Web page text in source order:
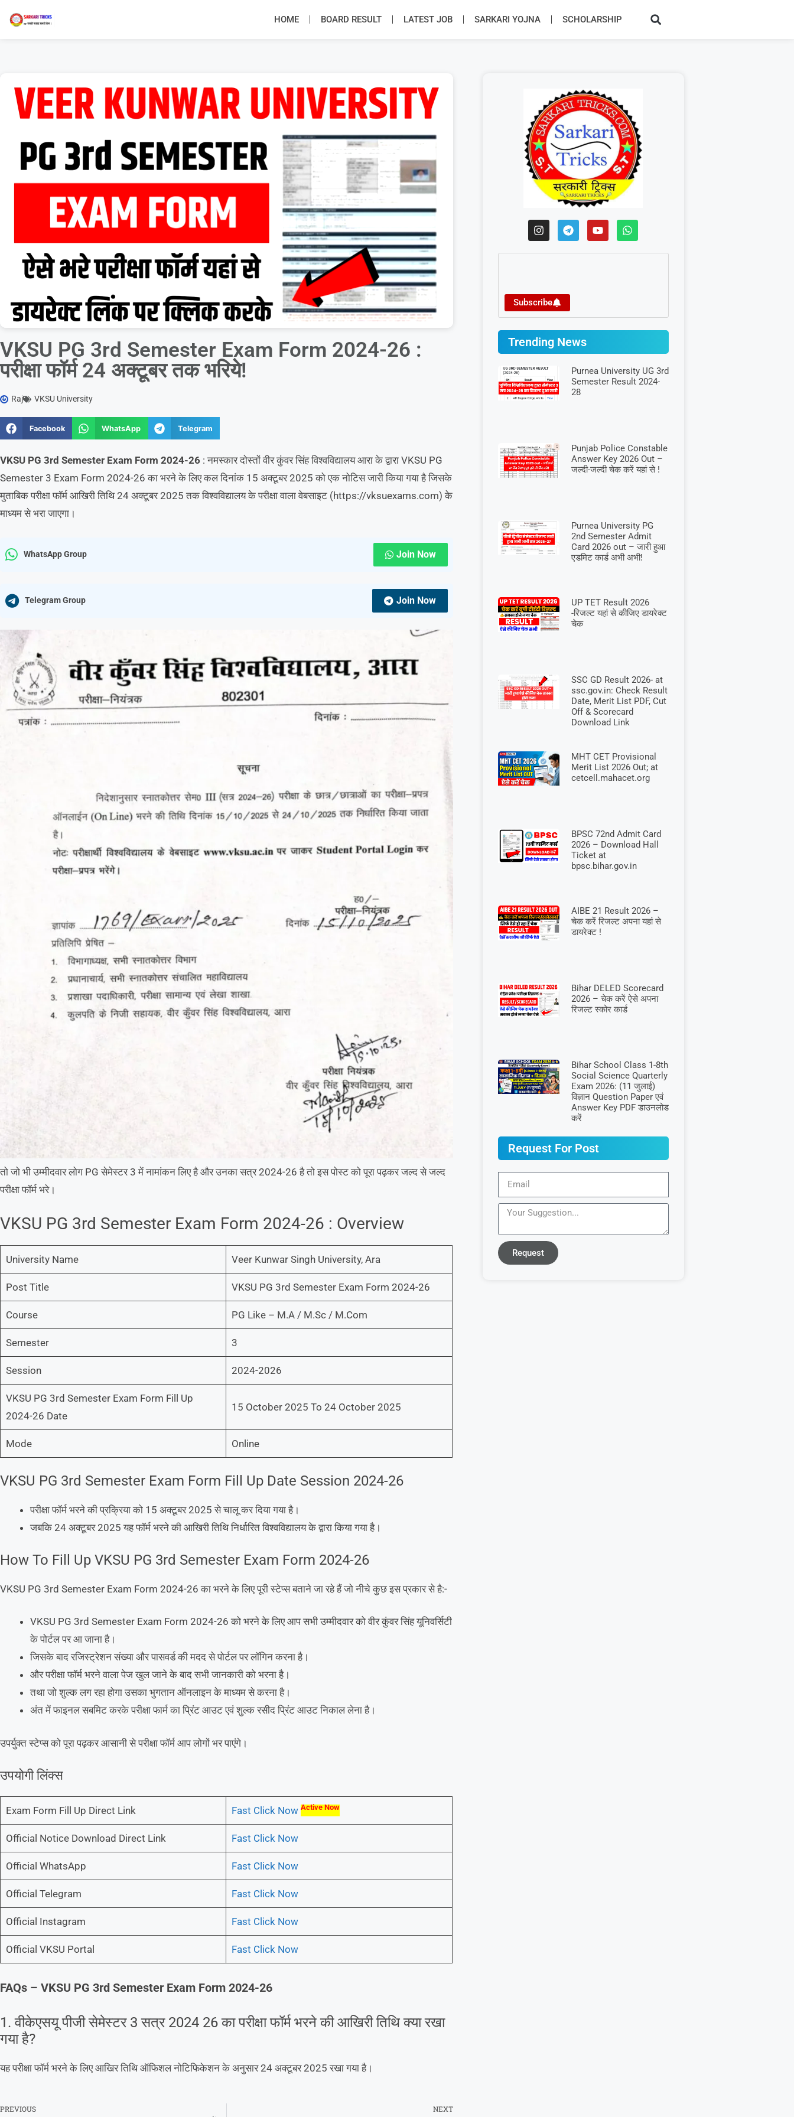
HOME BOARD RESULT LATEST JOB SARKARI YOJNA SCHOLARSHIP
VKSU PG 3rd Semester Exam Form 2024-26 :
परीक्षा फॉर्म 24 अक्टूबर तक भरिये!
Raj VKSU University
Facebook WhatsApp Telegram
VKSU PG 3rd Semester Exam Form 2024-26 : नमस्कार दोस्तों वीर कुंवर सिंह विश्वविद्यालय आरा के द्वारा VKSU PG
Semester 3 Exam Form 2024-26 का भरने के लिए कल दिनांक 15 अक्टूबर 2025 को एक नोटिस जारी किया गया है जिसके
मुताबिक परीक्षा फॉर्म आखिरी तिथि 24 अक्टूबर 2025 तक विश्वविद्यालय के परीक्षा वाला वेबसाइट (https://vksuexams.com) के
माध्यम से भरा जाएगा।
WhatsApp Group Join Now
Telegram Group Join Now
तो जो भी उम्मीदवार लोग PG सेमेस्टर 3 में नामांकन लिए है और उनका सत्र 2024-26 है तो इस पोस्ट को पूरा पढ़कर जल्द से जल्द
परीक्षा फॉर्म भरे।
VKSU PG 3rd Semester Exam Form 2024-26 : Overview
University Name Veer Kunwar Singh University, Ara
Post Title VKSU PG 3rd Semester Exam Form 2024-26
Course PG Like – M.A / M.Sc / M.Com
Semester 3
Session 2024-2026
VKSU PG 3rd Semester Exam Form Fill Up
2024-26 Date
15 October 2025 To 24 October 2025
Mode Online
VKSU PG 3rd Semester Exam Form Fill Up Date Session 2024-26
परीक्षा फॉर्म भरने की प्रक्रिया को 15 अक्टूबर 2025 से चालू कर दिया गया है।
जबकि 24 अक्टूबर 2025 यह फॉर्म भरने की आखिरी तिथि निर्धारित विश्वविद्यालय के द्वारा किया गया है।
How To Fill Up VKSU PG 3rd Semester Exam Form 2024-26
VKSU PG 3rd Semester Exam Form 2024-26 का भरने के लिए पूरी स्टेप्स बताने जा रहे हैं जो नीचे कुछ इस प्रकार से है:-
VKSU PG 3rd Semester Exam Form 2024-26 को भरने के लिए आप सभी उम्मीदवार को वीर कुंवर सिंह यूनिवर्सिटी
के पोर्टल पर आ जाना है।
जिसके बाद रजिस्ट्रेशन संख्या और पासवर्ड की मदद से पोर्टल पर लॉगिन करना है।
और परीक्षा फॉर्म भरने वाला पेज खुल जाने के बाद सभी जानकारी को भरना है।
तथा जो शुल्क लग रहा होगा उसका भुगतान ऑनलाइन के माध्यम से करना है।
अंत में फाइनल सबमिट करके परीक्षा फार्म का प्रिंट आउट एवं शुल्क रसीद प्रिंट आउट निकाल लेना है।
उपर्युक्त स्टेप्स को पूरा पढ़कर आसानी से परीक्षा फॉर्म आप लोगों भर पाएंगे।
उपयोगी लिंक्स
Exam Form Fill Up Direct Link Fast Click Now Active Now
Official Notice Download Direct Link Fast Click Now
Official WhatsApp Fast Click Now
Official Telegram Fast Click Now
Official Instagram Fast Click Now
Official VKSU Portal Fast Click Now
FAQs – VKSU PG 3rd Semester Exam Form 2024-26
1. वीकेएसयू पीजी सेमेस्टर 3 सत्र 2024 26 का परीक्षा फॉर्म भरने की आखिरी तिथि क्या रखा
गया है?
यह परीक्षा फॉर्म भरने के लिए आखिर तिथि ऑफिशल नोटिफिकेशन के अनुसार 24 अक्टूबर 2025 रखा गया है।
PREVIOUS NEXT
Subscribe
Trending News
Purnea University UG 3rd
Semester Result 2024-
28
Punjab Police Constable
Answer Key 2026 Out –
जल्दी-जल्दी चेक करें यहां से !
Purnea University PG
2nd Semester Admit
Card 2026 out – जारी हुआ
एडमिट कार्ड अभी अभी!
UP TET Result 2026
-रिजल्ट यहां से कीजिए डायरेक्ट
चेक
SSC GD Result 2026- at
ssc.gov.in: Check Result
Date, Merit List PDF, Cut
Off & Scorecard
Download Link
MHT CET Provisional
Merit List 2026 Out; at
cetcell.mahacet.org
BPSC 72nd Admit Card
2026 – Download Hall
Ticket at
bpsc.bihar.gov.in
AIBE 21 Result 2026 –
चेक करें रिजल्ट अपना यहां से
डायरेक्ट !
Bihar DELED Scorecard
2026 – चेक करें ऐसे अपना
रिजल्ट स्कोर कार्ड
Bihar School Class 1-8th
Social Science Quarterly
Exam 2026: (11 जुलाई)
विज्ञान Question Paper एवं
Answer Key PDF डाउनलोड
करें
Request For Post
Request